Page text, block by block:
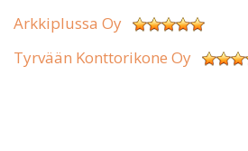
Arkkiplussa Oy
Tyrvään Konttorikone Oy